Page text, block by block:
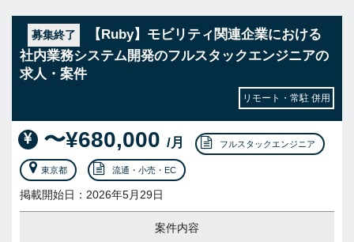
募集終了
【Ruby】モビリティ関連企業における
社内業務システム開発のフルスタックエンジニアの
求人・案件
リモート・常駐 併用
〜¥680,000 /月 フルスタックエンジニア
東京都 流通・小売・EC
掲載開始日：2026年5月29日
案件内容